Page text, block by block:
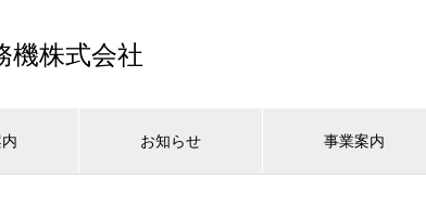
機株式会社
お知らせ 事業案内